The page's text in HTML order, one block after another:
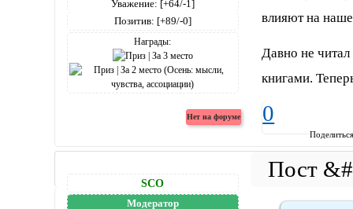
Уважение: [+64/-1]
Позитив: [+89/-0]
Награды:
влияют на
Давно не
книгами.
0
SCO
Модератор